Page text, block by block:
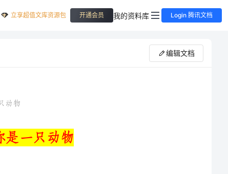
立享超值文库资源包 开通会员 我的资料库 Login 腾讯文档
编辑文档